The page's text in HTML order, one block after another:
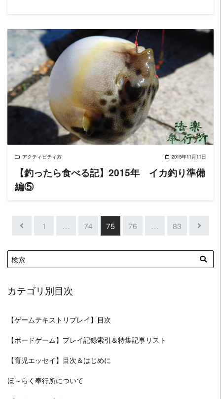
READ MORE
アクティビティ方 2015年11月11日
【釣ったら食べる記】2015年 イカ釣り準備
編⑤
1 … 74 75 76 … 83
カテゴリ別目次
【ゲームテキストリプレイ】目次
【ボードゲーム】プレイ記録索引＆特集記事リスト
【育児エッセイ】目次＆はじめに
ほ～らく奉行所について